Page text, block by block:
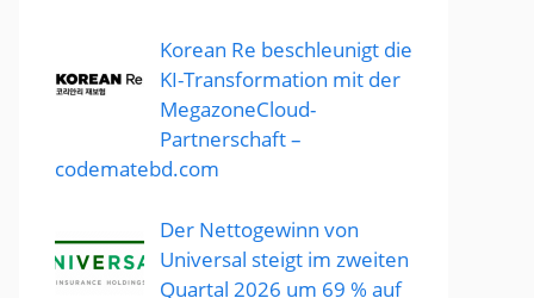
Korean Re beschleunigt die
KI-Transformation mit der
MegazoneCloud-
Partnerschaft –
codematebd.com
Der Nettogewinn von
Universal steigt im zweiten
Quartal 2026 um 69 % auf